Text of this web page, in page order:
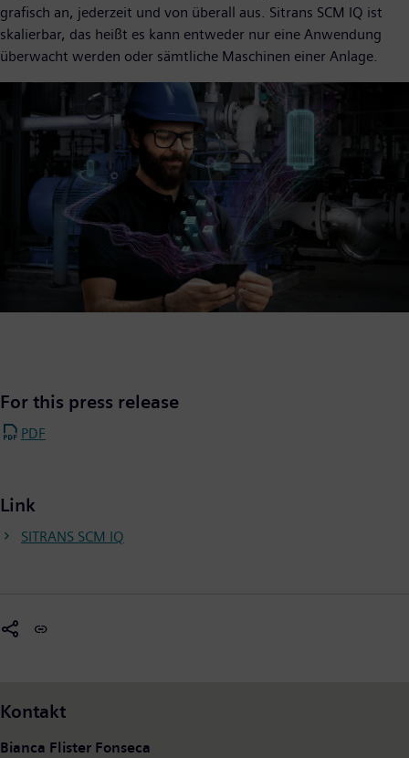
grafisch an, jederzeit und von überall aus. Sitrans SCM IQ ist
skalierbar, das heißt es kann entweder nur eine Anwendung
überwacht werden oder sämtliche Maschinen einer Anlage.
For this press release
PDF
Link
SITRANS SCM IQ
Kontakt
Bianca Flister Fonseca